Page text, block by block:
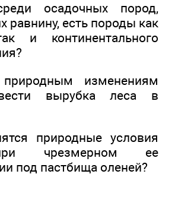
осадочных пород,
есть породы как
и континентального
изменениям
вырубка леса в
природные условия
чрезмерном ее
под пастбища оленей?